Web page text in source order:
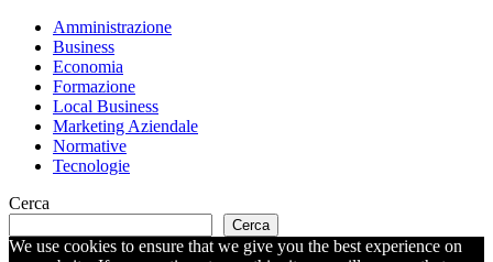
Amministrazione
Business
Economia
Formazione
Local Business
Marketing Aziendale
Normative
Tecnologie
Cerca
Cerca
We use cookies to ensure that we give you the best experience on